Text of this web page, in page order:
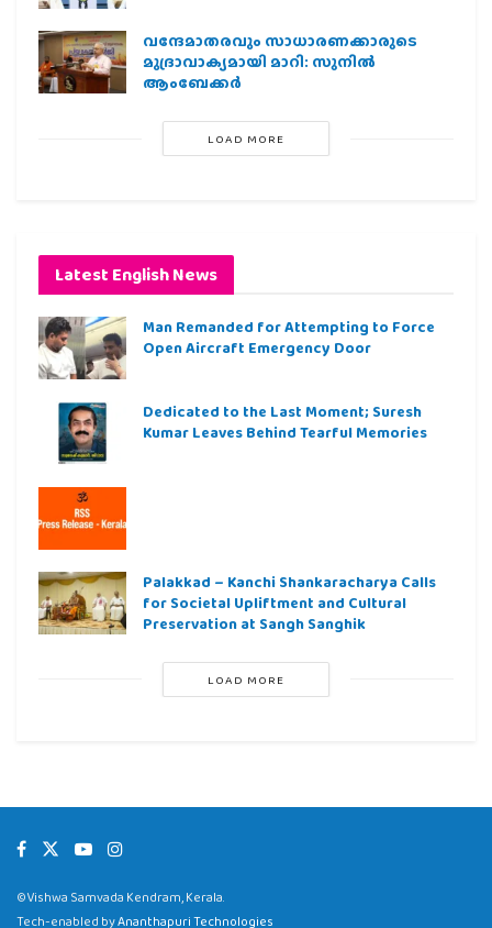
വന്ദേമാതരവും സാധാരണക്കാരുടെ
മുദ്രാവാക്യമായി മാറി: സുനിൽ
ആംബേക്കർ
LOAD MORE
Latest English News
Man Remanded for Attempting to Force
Open Aircraft Emergency Door
Dedicated to the Last Moment; Suresh
Kumar Leaves Behind Tearful Memories
Palakkad – Kanchi Shankaracharya Calls
for Societal Upliftment and Cultural
Preservation at Sangh Sanghik
LOAD MORE
©Vishwa Samvada Kendram, Kerala.
Tech-enabled byAnanthapuri Technologies